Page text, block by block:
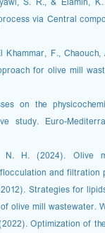
via Central
F.,
for olive mill
on the
study. Euro-
H. (2024). Olive
and filtration
Strategies for
olive mill wastewater.
Optimization of